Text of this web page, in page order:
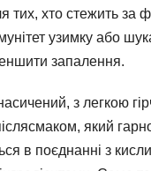
тих, хто стежить за
узимку або
запалення.
з легкою
який
в поєднанні з